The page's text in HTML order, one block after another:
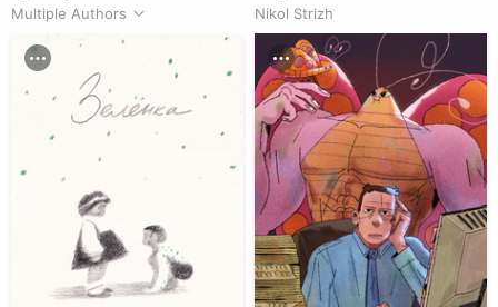
Multiple Authors Nikol Strizh